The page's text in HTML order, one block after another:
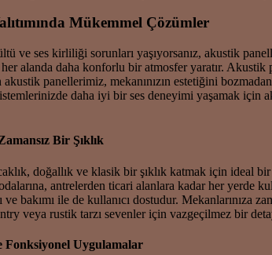
Mükemmel Çözümler
ve ses kirliliği sorunları yaşıyorsanız, akustik
alanda daha konforlu bir atmosfer yaratır. Akustik
panellerimiz, mekanınızın estetiğini
daha iyi bir ses deneyimi yaşamak için
Bir Şıklık
doğallık ve klasik bir şıklık katmak için ideal
antrelerden ticari alanlara kadar her yerde
bakımı ile de kullanıcı dostudur. Mekanlarınıza
veya rustik tarzı sevenler için vazgeçilmez bir
Uygulamalar